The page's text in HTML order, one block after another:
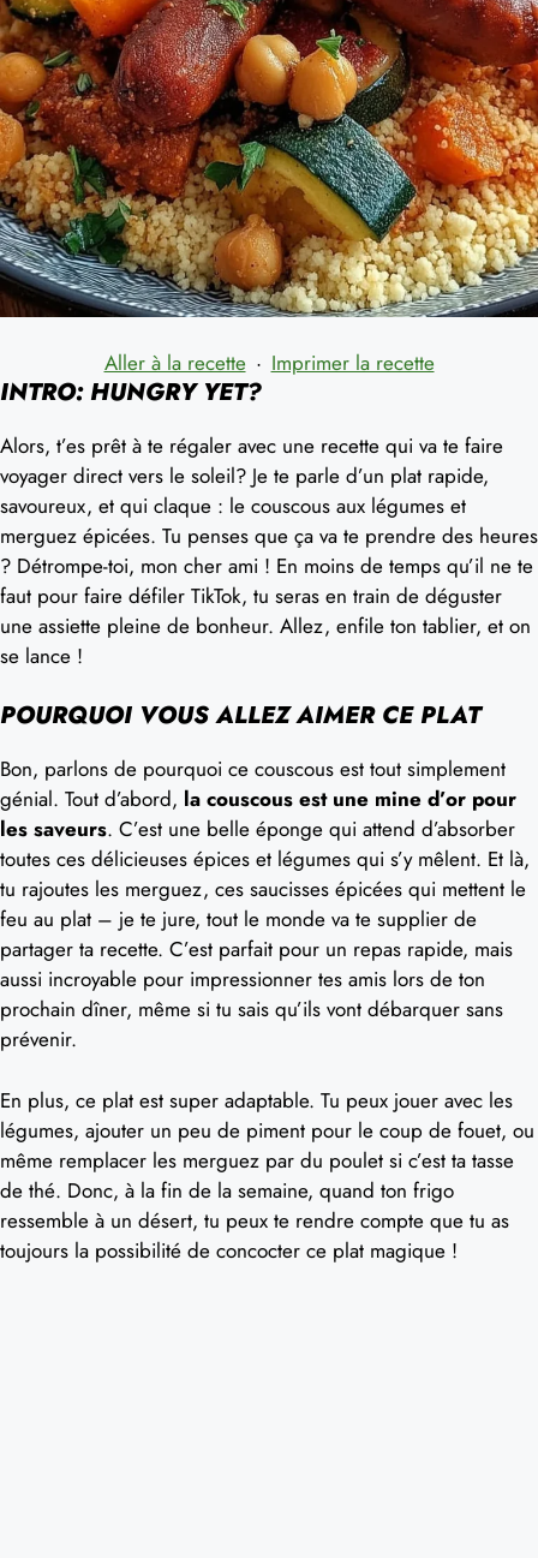
Aller à la recette · Imprimer la recette
INTRO: HUNGRY YET?
Alors, t’es prêt à te régaler avec une recette qui va te faire
voyager direct vers le soleil? Je te parle d’un plat rapide,
savoureux, et qui claque : le couscous aux légumes et
merguez épicées. Tu penses que ça va te prendre des heures
? Détrompe-toi, mon cher ami ! En moins de temps qu’il ne te
faut pour faire défiler TikTok, tu seras en train de déguster
une assiette pleine de bonheur. Allez, enfile ton tablier, et on
se lance !
POURQUOI VOUS ALLEZ AIMER CE PLAT
Bon, parlons de pourquoi ce couscous est tout simplement
génial. Tout d’abord, la couscous est une mine d’or pour
les saveurs. C’est une belle éponge qui attend d’absorber
toutes ces délicieuses épices et légumes qui s’y mêlent. Et là,
tu rajoutes les merguez, ces saucisses épicées qui mettent le
feu au plat – je te jure, tout le monde va te supplier de
partager ta recette. C’est parfait pour un repas rapide, mais
aussi incroyable pour impressionner tes amis lors de ton
prochain dîner, même si tu sais qu’ils vont débarquer sans
prévenir.
En plus, ce plat est super adaptable. Tu peux jouer avec les
légumes, ajouter un peu de piment pour le coup de fouet, ou
même remplacer les merguez par du poulet si c’est ta tasse
de thé. Donc, à la fin de la semaine, quand ton frigo
ressemble à un désert, tu peux te rendre compte que tu as
toujours la possibilité de concocter ce plat magique !